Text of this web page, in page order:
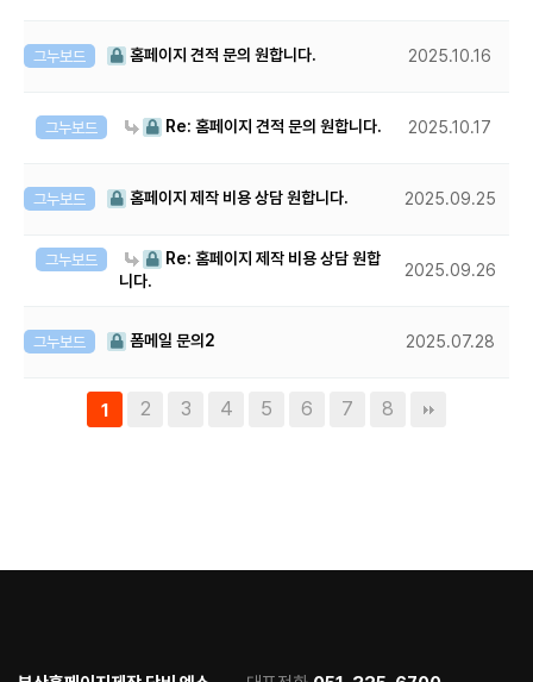
그누보드 홈페이지 견적 문의 원합니다. 2025.10.16
그누보드 Re: 홈페이지 견적 문의 원합니다. 2025.10.17
그누보드 홈페이지 제작 비용 상담 원합니다. 2025.09.25
그누보드
Re: 홈페이지 제작 비용 상담 원합
니다.
2025.09.26
그누보드 폼메일 문의2 2025.07.28
1 2 3 4 5 6 7 8